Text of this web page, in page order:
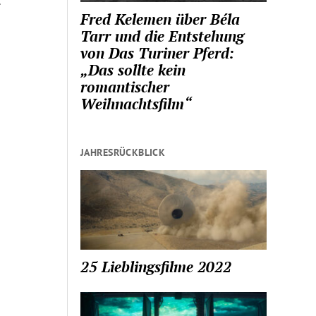
Fred Kelemen über Béla
Tarr und die Entstehung
von Das Turiner Pferd:
„Das sollte kein
romantischer
Weihnachtsfilm“
JAHRESRÜCKBLICK
25 Lieblingsfilme 2022